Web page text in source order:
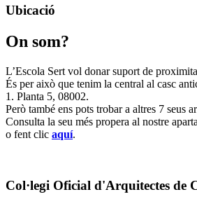
Ubicació
On som?
L’Escola Sert vol donar suport de
És per això que tenim la central al casc
1. Planta 5, 08002.
Però també ens pots trobar a altres 7 seus
Consulta la seu més propera al nostre
o fent clic aquí.
Col·legi Oficial d'Arquitectes de